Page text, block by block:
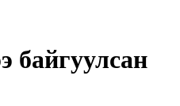
байгуулсан